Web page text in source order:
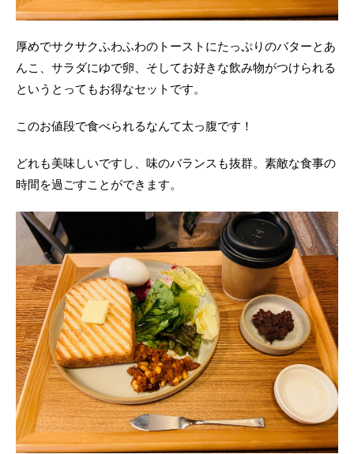
厚めでサクサクふわふわのトーストにたっぷりのバターとあ
んこ、サラダにゆで卵、そしてお好きな飲み物がつけられる
というとってもお得なセットです。
このお値段で食べられるなんて太っ腹です！
どれも美味しいですし、味のバランスも抜群。素敵な食事の
時間を過ごすことができます。